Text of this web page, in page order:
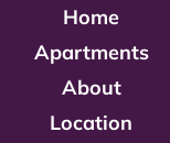
Home
Apartments
About
Location